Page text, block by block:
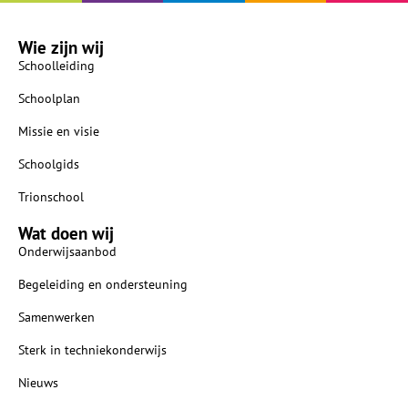
Wie zijn wij
Schoolleiding
Schoolplan
Missie en visie
Schoolgids
Trionschool
Wat doen wij
Onderwijsaanbod
Begeleiding en ondersteuning
Samenwerken
Sterk in techniekonderwijs
Nieuws